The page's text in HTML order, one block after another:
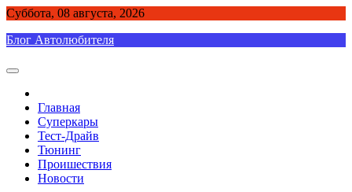
Skip
content
Суббота, 08 августа, 2026
Блог Автолюбителя
Главная
Суперкары
Тест-Драйв
Тюнинг
Проишествия
Новости